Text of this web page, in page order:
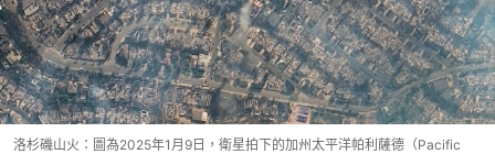
洛杉磯山火：圖為2025年1月9日，衛星拍下的加州太平洋帕利薩德（Pacific